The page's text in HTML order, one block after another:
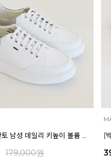
마쯔 by 엘칸토 남성 데일리 키높이 볼륨 컵솔 스니커즈 3.5cm LCMS60M613
179,000원